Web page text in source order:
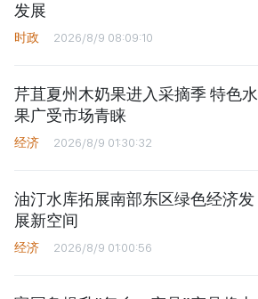
发展
时政 2026/8/9 08:09:10
芹苴夏州木奶果进入采摘季 特色水
果广受市场青睐
经济 2026/8/9 01:30:32
油汀水库拓展南部东区绿色经济发
展新空间
经济 2026/8/9 01:00:56